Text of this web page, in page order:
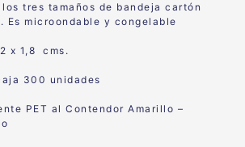
tres tamaños de bandeja cartón
Es microondable y congelable
x 1,8 cms.
300 unidades
PET al Contendor Amarillo –